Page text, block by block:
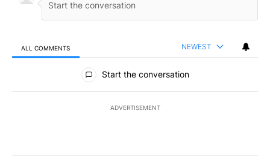
ALL COMMENTS NEWEST
All Comments
Start the conversation
ADVERTISEMENT